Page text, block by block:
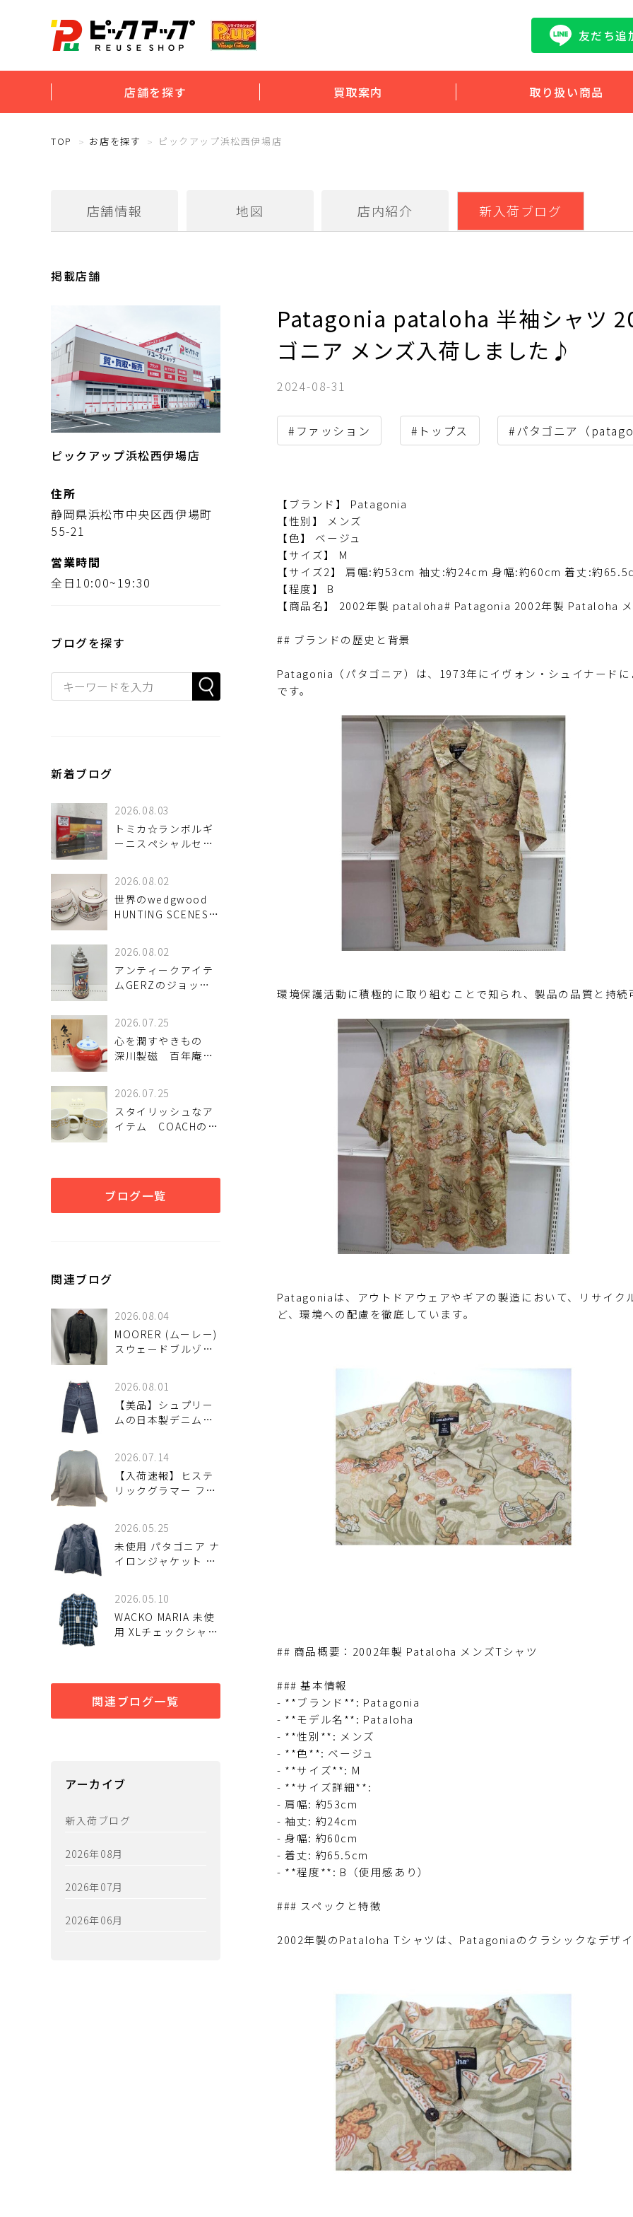
友だち追
店舗を探す 買取案内 取り扱い商品
TOP お店を探す ピックアップ浜松西伊場店
店舗情報 地図 店内紹介 新入荷ブログ
掲載店舗
ピックアップ浜松西伊場店
住所
静岡県浜松市中央区西伊場町
55-21
営業時間
全日10:00~19:30
ブログを探す
新着ブログ
2026.08.03
トミカ☆ランボルギ
ーニスペシャルセッ
2026.08.02
世界のwedgwood
HUNTING SCENES
2026.08.02
アンティークアイテ
ムGERZのジョッキ
2026.07.25
心を潤すやきもの
深川製磁 百年庵シ
2026.07.25
スタイリッシュなア
イテム COACHのペ
ブログ一覧
関連ブログ
2026.08.04
MOORER (ムーレー)
スウェードブルゾン
2026.08.01
【美品】シュプリー
ムの日本製デニムパ
Jean
2026.07.14
【入荷速報】ヒステ
リックグラマー ファ
紹介！
2026.05.25
未使用 パタゴニア ナ
イロンジャケット 入
2026.05.10
WACKO MARIA 未使
用 XLチェックシャツ
関連ブログ一覧
アーカイブ
新入荷ブログ
2026年08月
2026年07月
2026年06月
Patagonia pataloha 半袖シャツ
ゴニア メンズ入荷しました♪
2024-08-31
#ファッション #トップス #パタゴニア（
【ブランド】 Patagonia
【性別】 メンズ
【色】 ベージュ
【サイズ】 M
【サイズ2】 肩幅:約53cm 袖丈:約24cm 身幅:約60cm 着丈:約
【程度】 B
【商品名】 2002年製 pataloha# Patagonia 2002年製 Pataloha
## ブランドの歴史と背景
Patagonia（パタゴニア）は、1973年にイヴォン・シュイナード
です。
環境保護活動に積極的に取り組むことで知られ、製品の品質と持続
Patagoniaは、アウトドアウェアやギアの製造において、リサイク
ど、環境への配慮を徹底しています。
## 商品概要：2002年製 Pataloha メンズTシャツ
### 基本情報
- **ブランド**: Patagonia
- **モデル名**: Pataloha
- **性別**: メンズ
- **色**: ベージュ
- **サイズ**: M
- **サイズ詳細**:
- 肩幅: 約53cm
- 袖丈: 約24cm
- 身幅: 約60cm
- 着丈: 約65.5cm
- **程度**: B（使用感あり）
### スペックと特徴
2002年製のPataloha Tシャツは、Patagoniaのクラシックなデザイ